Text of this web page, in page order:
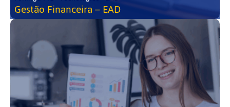
Gestão Financeira – EAD